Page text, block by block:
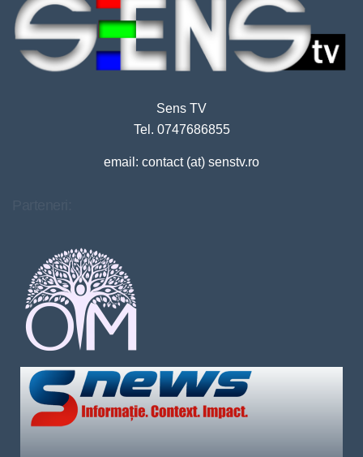
Sens TV
Tel. 0747686855
email: contact (at) senstv.ro